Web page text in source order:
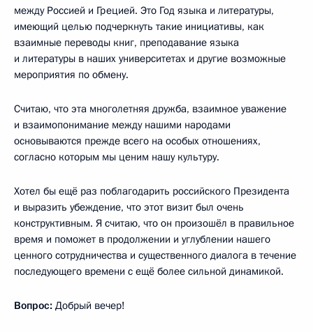
между Россией и Грецией. Это Год языка и литературы,
имеющий целью подчеркнуть такие инициативы, как
взаимные переводы книг, преподавание языка
и литературы в наших университетах и другие возможные
мероприятия по обмену.
Считаю, что эта многолетняя дружба, взаимное уважение
и взаимопонимание между нашими народами
основываются прежде всего на особых отношениях,
согласно которым мы ценим нашу культуру.
Хотел бы ещё раз поблагодарить российского Президента
и выразить убеждение, что этот визит был очень
конструктивным. Я считаю, что он произошёл в правильное
время и поможет в продолжении и углублении нашего
ценного сотрудничества и существенного диалога в течение
последующего времени с ещё более сильной динамикой.
Вопрос: Добрый вечер!